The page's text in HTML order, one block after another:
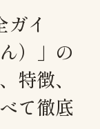
ガイ
）」の
特徴、
て徹底